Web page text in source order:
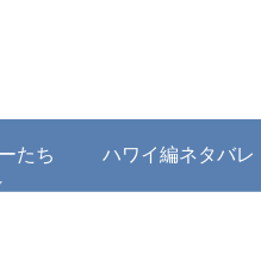
たち ハワイ編ネタバレ